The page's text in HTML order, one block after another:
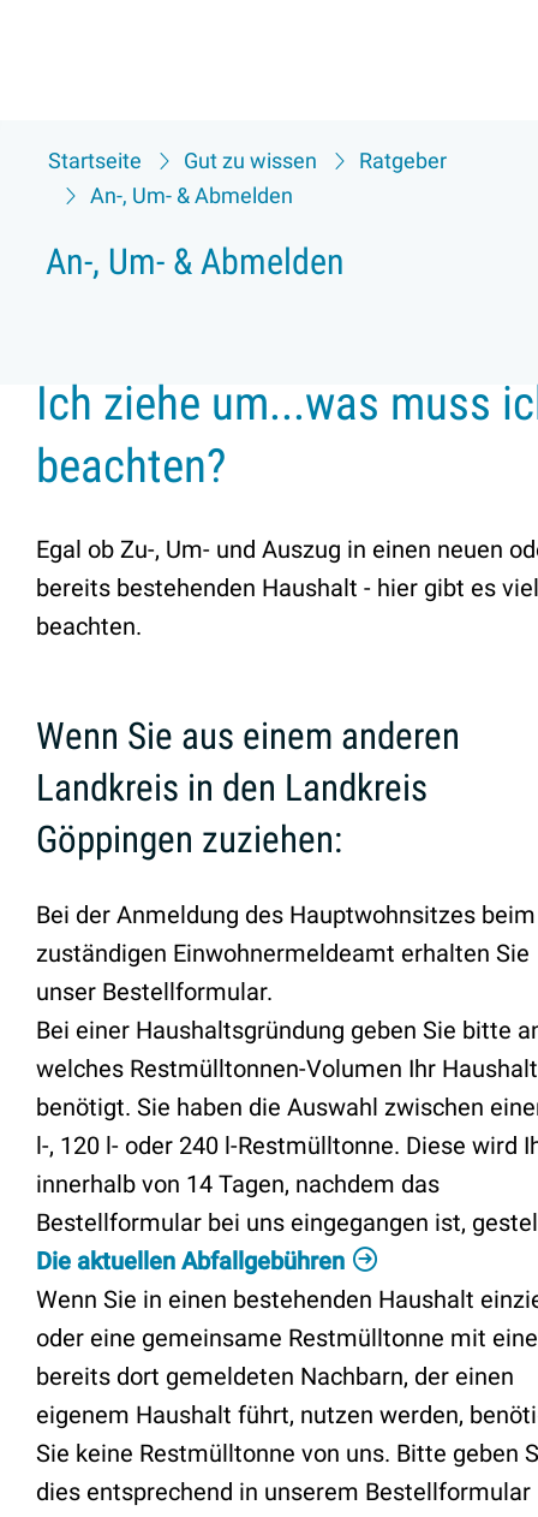
Startseite Gut zu wissen
Ratgeber
An-, Um- & Abmelden
An-, Um- & Abmelden
Ich ziehe um...was muss
beachten?
Egal ob Zu-, Um- und Auszug in einen neuen
bereits bestehenden Haushalt - hier gibt es
beachten.
Wenn Sie aus einem anderen
Landkreis in den Landkreis
Göppingen zuziehen:
Bei der Anmeldung des Hauptwohnsitzes beim
zuständigen Einwohnermeldeamt erhalten Sie
unser Bestellformular.
Bei einer Haushaltsgründung geben Sie bitte
welches Restmülltonnen-Volumen Ihr Haushalt
benötigt. Sie haben die Auswahl zwischen
l-, 120 l- oder 240 l-Restmülltonne. Diese wird
innerhalb von 14 Tagen, nachdem das
Bestellformular bei uns eingegangen ist,
Die aktuellen Abfallgebühren
Wenn Sie in einen bestehenden Haushalt
oder eine gemeinsame Restmülltonne mit
bereits dort gemeldeten Nachbarn, der einen
eigenem Haushalt führt, nutzen werden,
Sie keine Restmülltonne von uns. Bitte geben
dies entsprechend in unserem Bestellformular